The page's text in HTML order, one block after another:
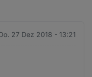
27 Dez 2018 - 13:21